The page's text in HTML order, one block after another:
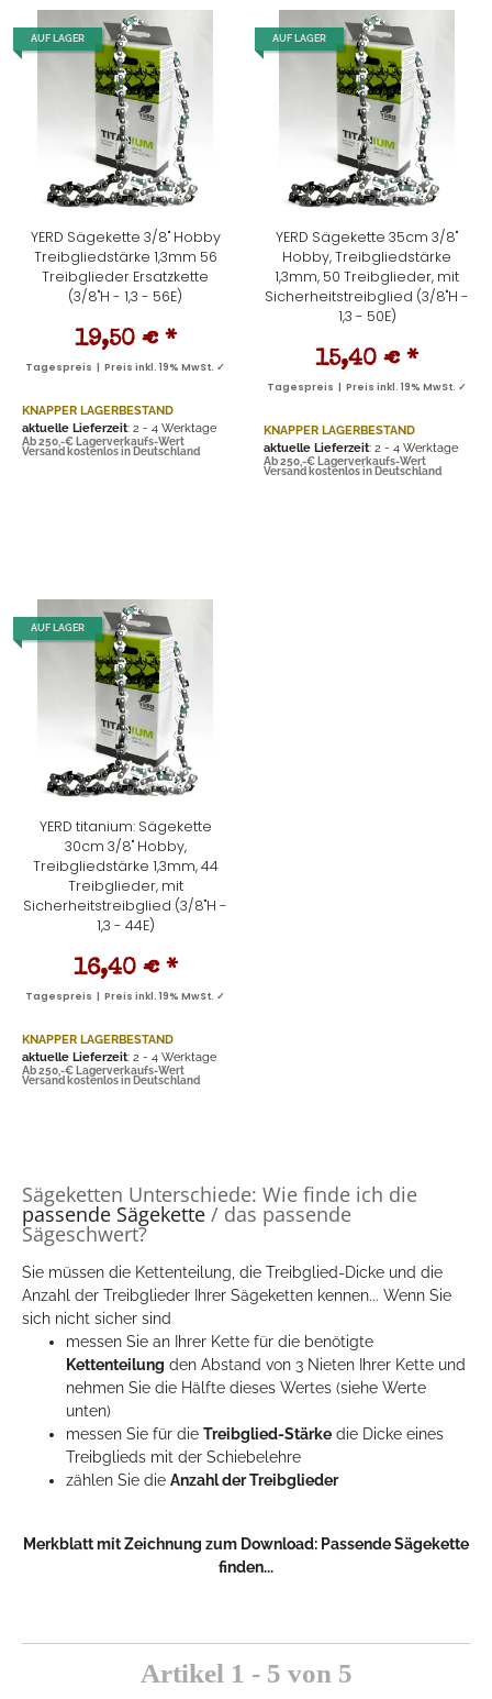
AUF LAGER
YERD Sägekette 3/8" Hobby
Treibgliedstärke 1,3mm 56
Treibglieder Ersatzkette
(3/8"H - 1,3 - 56E)
19,50 € *
Tagespreis | Preis inkl. 19% MwSt. ✓
KNAPPER LAGERBESTAND
aktuelle Lieferzeit: 2 - 4 Werktage
Ab 250,-€ Lagerverkaufs-Wert
Versand kostenlos in Deutschland
AUF LAGER
YERD Sägekette 35cm 3/8"
Hobby, Treibgliedstärke
1,3mm, 50 Treibglieder, mit
Sicherheitstreibglied (3/8"H -
1,3 - 50E)
15,40 € *
Tagespreis | Preis inkl. 19% MwSt. ✓
KNAPPER LAGERBESTAND
aktuelle Lieferzeit: 2 - 4 Werktage
Ab 250,-€ Lagerverkaufs-Wert
Versand kostenlos in Deutschland
AUF LAGER
YERD titanium: Sägekette
30cm 3/8" Hobby,
Treibgliedstärke 1,3mm, 44
Treibglieder, mit
Sicherheitstreibglied (3/8"H -
1,3 - 44E)
16,40 € *
Tagespreis | Preis inkl. 19% MwSt. ✓
KNAPPER LAGERBESTAND
aktuelle Lieferzeit: 2 - 4 Werktage
Ab 250,-€ Lagerverkaufs-Wert
Versand kostenlos in Deutschland
Sägeketten Unterschiede: Wie finde ich die
passende Sägekette / das passende
Sägeschwert?
Sie müssen die Kettenteilung, die Treibglied-Dicke und die
Anzahl der Treibglieder Ihrer Sägeketten kennen... Wenn Sie
sich nicht sicher sind
messen Sie an Ihrer Kette für die benötigte
Kettenteilung den Abstand von 3 Nieten Ihrer Kette und
nehmen Sie die Hälfte dieses Wertes (siehe Werte
unten)
messen Sie für die Treibglied-Stärke die Dicke eines
Treibglieds mit der Schiebelehre
zählen Sie die Anzahl der Treibglieder
Merkblatt mit Zeichnung zum Download: Passende Sägekette
finden...
Artikel 1 - 5 von 5